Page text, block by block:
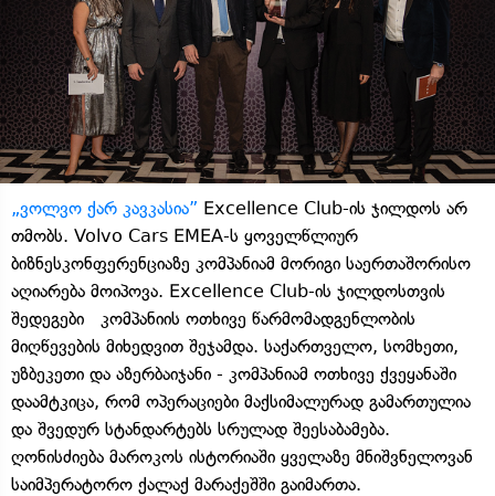
„ვოლვო ქარ კავკასია” Excellence Club-ის ჯილდოს არ
თმობს. Volvo Cars EMEA-ს ყოველწლიურ
ბიზნესკონფერენციაზე კომპანიამ მორიგი საერთაშორისო
აღიარება მოიპოვა. Excellence Club-ის ჯილდოსთვის
შედეგები კომპანიის ოთხივე წარმომადგენლობის
მიღწევების მიხედვით შეჯამდა. საქართველო, სომხეთი,
უზბეკეთი და აზერბაიჯანი - კომპანიამ ოთხივე ქვეყანაში
დაამტკიცა, რომ ოპერაციები მაქსიმალურად გამართულია
და შვედურ სტანდარტებს სრულად შეესაბამება.
ღონისძიება მაროკოს ისტორიაში ყველაზე მნიშვნელოვან
საიმპერატორო ქალაქ მარაქეშში გაიმართა.